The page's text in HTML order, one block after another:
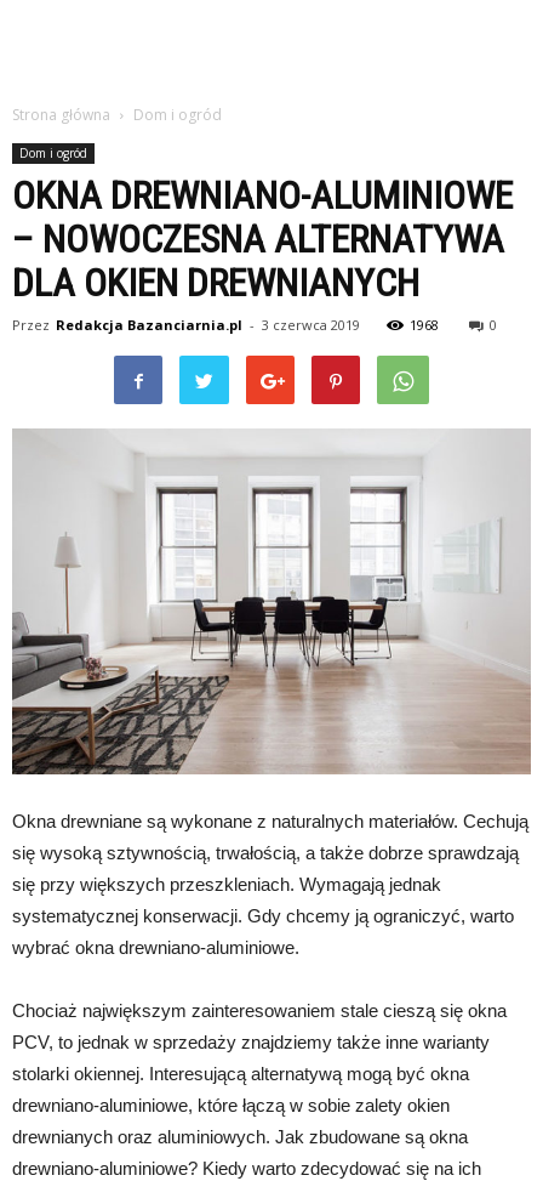
Strona główna Dom i ogród
Dom i ogród
OKNA DREWNIANO-ALUMINIOWE
– NOWOCZESNA ALTERNATYWA
DLA OKIEN DREWNIANYCH
Przez Redakcja Bazanciarnia.pl - 3 czerwca 2019 1968 0
Okna drewniane są wykonane z naturalnych materiałów. Cechują
się wysoką sztywnością, trwałością, a także dobrze sprawdzają
się przy większych przeszkleniach. Wymagają jednak
systematycznej konserwacji. Gdy chcemy ją ograniczyć, warto
wybrać okna drewniano-aluminiowe.
Chociaż największym zainteresowaniem stale cieszą się okna
PCV, to jednak w sprzedaży znajdziemy także inne warianty
stolarki okiennej. Interesującą alternatywą mogą być okna
drewniano-aluminiowe, które łączą w sobie zalety okien
drewnianych oraz aluminiowych. Jak zbudowane są okna
drewniano-aluminiowe? Kiedy warto zdecydować się na ich